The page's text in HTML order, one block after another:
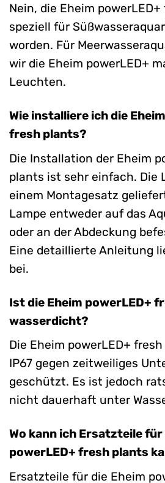
Nein, die Eheim
speziell für
worden. Für
wir die Eheim powerLED+
Leuchten.
Wie installiere ich die
fresh plants?
Die Installation der Eheim
plants ist sehr einfach. Die
einem Montagesatz
Lampe entweder auf das
oder an der Abdeckung
Eine detaillierte Anleitung
bei.
Ist die Eheim powerLED+
wasserdicht?
Die Eheim powerLED+
IP67 gegen zeitweiliges
geschützt. Es ist jedoch
nicht dauerhaft unter
Wo kann ich Ersatzteile für
powerLED+ fresh plants
Ersatzteile für die Eheim